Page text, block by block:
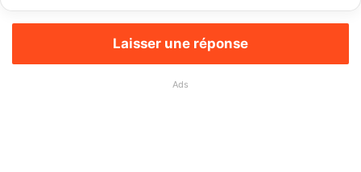
Laisser une réponse
Ads